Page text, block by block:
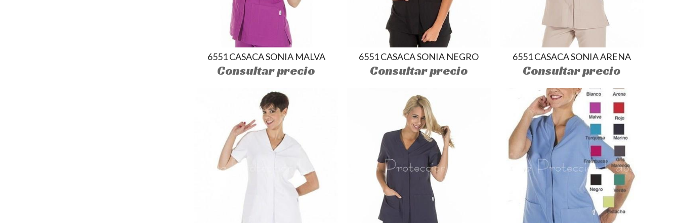
6551 CASACA SONIA MALVA
Consultar precio
6551 CASACA SONIA NEGRO
Consultar precio
6551 CASACA SONIA ARENA
Consultar precio